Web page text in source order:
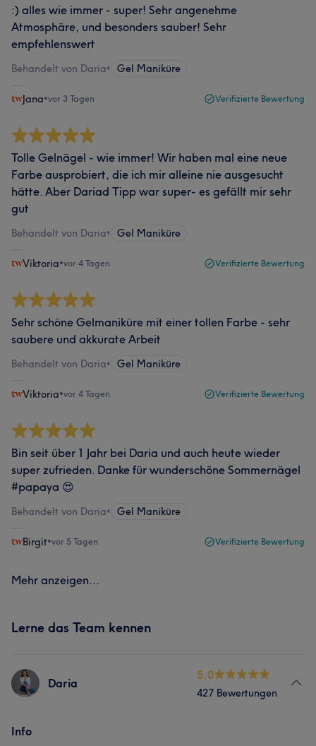
:) alles wie immer - super! Sehr angenehme
Atmosphäre, und besonders sauber! Sehr
empfehlenswert
Behandelt von Daria• Gel Maniküre
Jana•vor 3 Tagen Verifizierte Bewertung
Tolle Gelnägel - wie immer! Wir haben mal eine neue
Farbe ausprobiert, die ich mir alleine nie ausgesucht
hätte. Aber Dariad Tipp war super- es gefällt mir sehr
gut
Behandelt von Daria• Gel Maniküre
Viktoria•vor 4 Tagen Verifizierte Bewertung
Sehr schöne Gelmaniküre mit einer tollen Farbe - sehr
saubere und akkurate Arbeit
Behandelt von Daria• Gel Maniküre
Viktoria•vor 4 Tagen Verifizierte Bewertung
Bin seit über 1 Jahr bei Daria und auch heute wieder
super zufrieden. Danke für wunderschöne Sommernägel
#papaya 😍
Behandelt von Daria• Gel Maniküre
Birgit•vor 5 Tagen Verifizierte Bewertung
Mehr anzeigen...
Lerne das Team kennen
Daria
5.0
427 Bewertungen
Info